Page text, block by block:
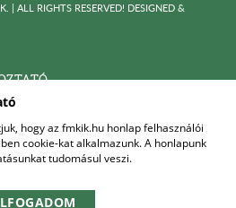
hogy az fmkik.hu honlap felhasználói
cookie-kat alkalmazunk. A honlapunk
tudomásul veszi.
| ALL RIGHTS RESERVED! DESIGNED &